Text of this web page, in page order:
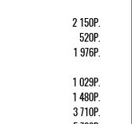
2 150Р.
520Р.
1 976Р.
1 029Р.
1 480Р.
3 710Р.